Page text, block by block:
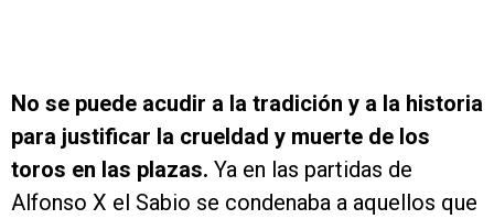
No se puede acudir a la tradición y a la historia
para justificar la crueldad y muerte de los
toros en las plazas. Ya en las partidas de
Alfonso X el Sabio se condenaba a aquellos que